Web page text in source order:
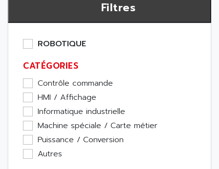
Filtres
ROBOTIQUE
CATÉGORIES
Contrôle commande
HMI / Affichage
Informatique industrielle
Machine spéciale / Carte métier
Puissance / Conversion
Autres